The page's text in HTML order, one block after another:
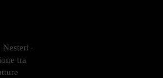
Nesteri -
tra